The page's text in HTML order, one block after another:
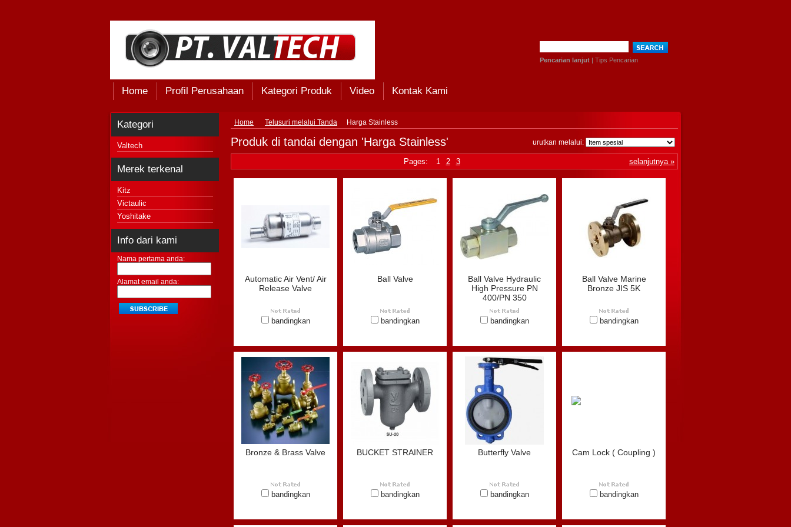
Pencarian lanjut | Tips Pencarian
Home Profil Perusahaan Kategori Produk Video Kontak Kami
Kategori
Valtech
Merek terkenal
Kitz
Victaulic
Yoshitake
Info dari kami
Nama pertama anda:
Alamat email anda:
Home Telusuri melalui Tanda Harga Stainless
urutkan melalui:
Produk di tandai dengan 'Harga Stainless'
selanjutnya »
Pages: 1 2 3
Automatic Air Vent/ Air
Release Valve
bandingkan
Ball Valve
bandingkan
Ball Valve Hydraulic
High Pressure PN
400/PN 350
bandingkan
Ball Valve Marine
Bronze JIS 5K
bandingkan
Bronze & Brass Valve
bandingkan
BUCKET STRAINER
bandingkan
Butterfly Valve
bandingkan
Cam Lock ( Coupling )
bandingkan